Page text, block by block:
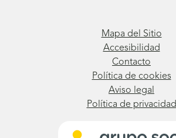
Mapa del Sitio
Accesibilidad
Contacto
Política de cookies
Aviso legal
Política de privacidad